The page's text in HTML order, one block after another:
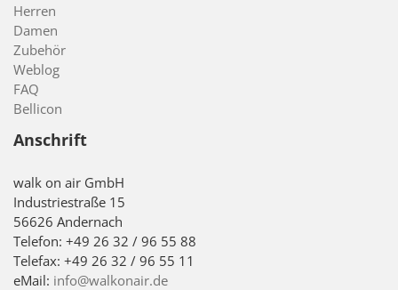
Herren
Damen
Zubehör
Weblog
FAQ
Bellicon
Anschrift
walk on air GmbH
Industriestraße 15
56626 Andernach
Telefon: +49 26 32 / 96 55 88
Telefax: +49 26 32 / 96 55 11
eMail: info@walkonair.de